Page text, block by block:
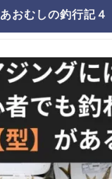
あおむしの釣行記４